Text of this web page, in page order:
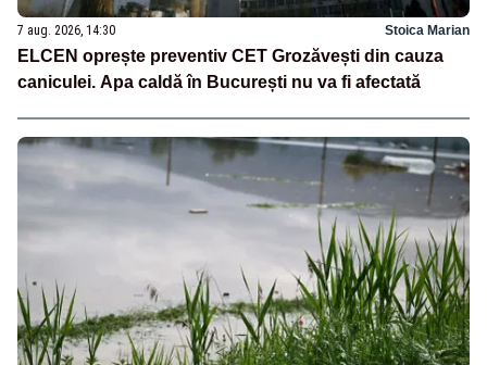
7 aug. 2026, 14:30 Stoica Marian
ELCEN oprește preventiv CET Grozăvești din cauza
caniculei. Apa caldă în București nu va fi afectată